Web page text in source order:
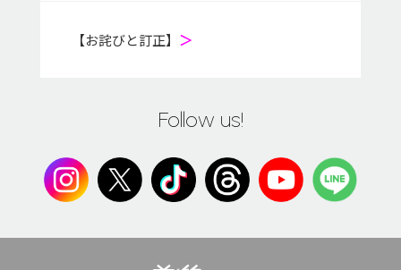
【お詫びと訂正】 ＞
Follow us!